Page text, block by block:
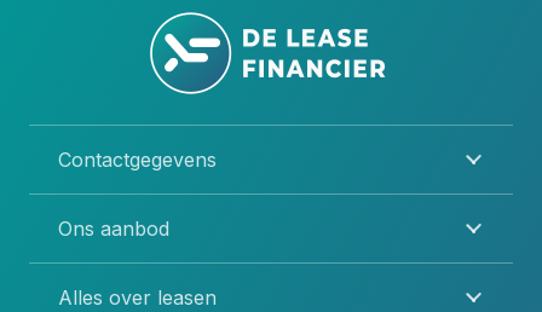
Contactgegevens
Ons aanbod
Alles over leasen